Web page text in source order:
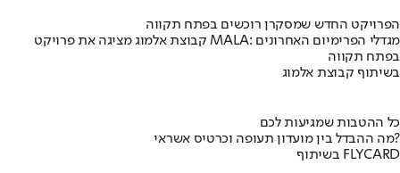
הפרויקט החדש שמסקרן רוכשים בפתח תקווה
קבוצת אלמוג מציגה את פרויקט MALA: מגדלי הפרימיום האחרונים
בפתח תקווה
בשיתוף קבוצת אלמוג
כל ההטבות שמגיעות לכם
מה ההבדל בין מועדון תעופה וכרטיס אשראי?
בשיתוף FLYCARD